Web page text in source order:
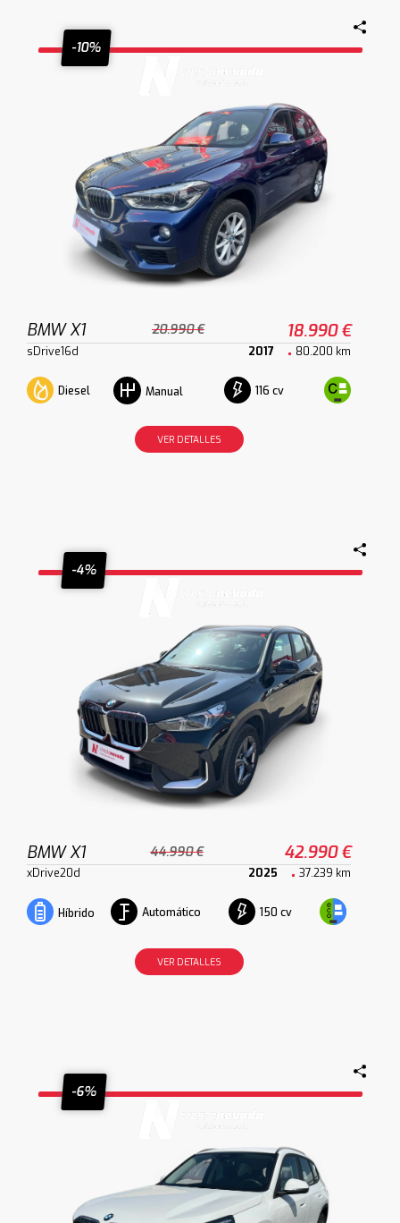
-10%
BMW X1 20.990 € 18.990 €
sDrive16d 2017 80.200 km
Diesel Manual 116 cv
VER DETALLES
-4%
BMW X1 44.990 € 42.990 €
xDrive20d 2025 37.239 km
Híbrido Automático 150 cv
VER DETALLES
-6%